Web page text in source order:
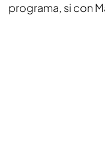
programa, si con